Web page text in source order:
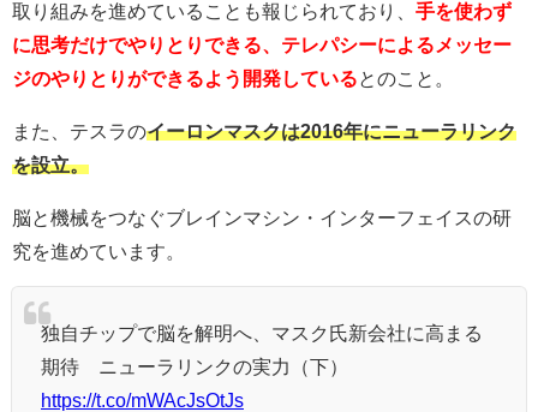
取り組みを進めていることも報じられており、 手を使わず
に思考だけでやりとりできる、テレパシーによるメッセー
ジのやりとりができるよう開発しているとのこと。
また、テスラのイーロンマスクは2016年にニューラリンク
を設立。
脳と機械をつなぐブレインマシン・インターフェイスの研
究を進めています。
独自チップで脳を解明へ、マスク氏新会社に高まる
期待 ニューラリンクの実力（下）
https://t.co/mWAcJsOtJs